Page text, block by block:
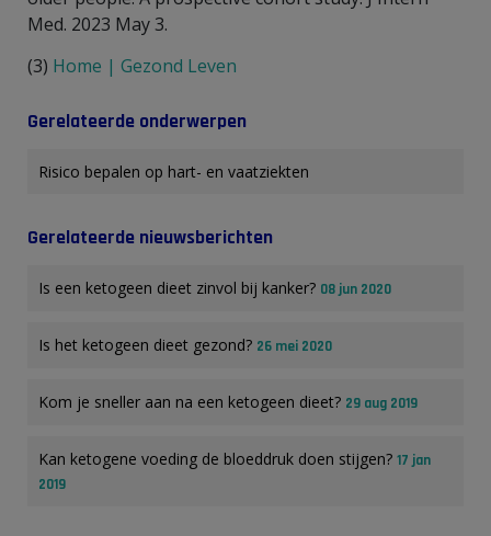
Med. 2023 May 3.
(3) Home | Gezond Leven
Gerelateerde onderwerpen
Risico bepalen op hart- en vaatziekten
Gerelateerde nieuwsberichten
Is een ketogeen dieet zinvol bij kanker? 08 jun 2020
Is het ketogeen dieet gezond? 26 mei 2020
Kom je sneller aan na een ketogeen dieet? 29 aug 2019
Kan ketogene voeding de bloeddruk doen stijgen? 17 jan
2019